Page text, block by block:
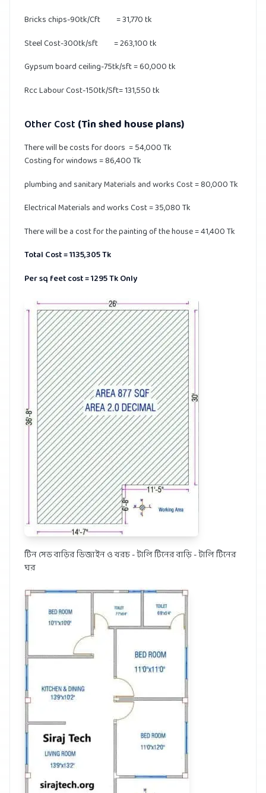
Bricks chips-90tk/Cft = 31,770 tk
Steel Cost-300tk/sft = 263,100 tk
Gypsum board ceiling-75tk/sft = 60,000 tk
Rcc Labour Cost-150tk/Sft= 131,550 tk
Other Cost (Tin shed house plans)
There will be costs for doors = 54,000 Tk
Costing for windows = 86,400 Tk
plumbing and sanitary Materials and works Cost = 80,000 Tk
Electrical Materials and works Cost = 35,080 Tk
There will be a cost for the painting of the house = 41,400 Tk
Total Cost = 1135,305 Tk
Per sq feet cost = 1295 Tk Only
টিন সেড বাড়ির ডিজাইন ও খরচ - টালি টিনের বাড়ি - টালি টিনের
ঘর